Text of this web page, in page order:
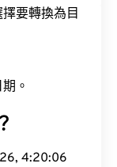
要轉換為目
。
4:20:07